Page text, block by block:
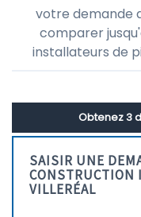
votre demande
comparer
installateurs de
Obtenez 3
SAISIR UNE
CONSTRUCTION
VILLERÉAL